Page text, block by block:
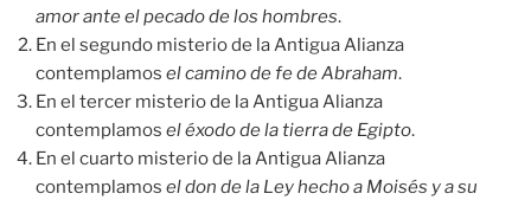
amor ante el pecado de los hombres.
En el segundo misterio de la Antigua Alianza
contemplamos el camino de fe de Abraham.
En el tercer misterio de la Antigua Alianza
contemplamos el éxodo de la tierra de Egipto.
En el cuarto misterio de la Antigua Alianza
contemplamos el don de la Ley hecho a Moisés y a su